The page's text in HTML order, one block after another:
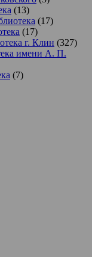
(13)
(17)
(17)
г. Клин (327)
имени А. П.
(7)